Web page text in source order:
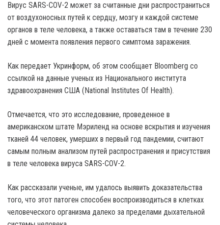
Вирус SARS-COV-2 может за считанные дни распространиться
от воздухоносных путей к сердцу, мозгу и каждой системе
органов в теле человека, а также оставаться там в течение 230
дней с момента появления первого симптома заражения.
Как передает Укринформ, об этом сообщает Bloomberg со
ссылкой на данные ученых из Национального института
здравоохранения США (National Institutes Оf Health).
Отмечается, что это исследование, проведенное в
американском штате Мэриленд на основе вскрытия и изучения
тканей 44 человек, умерших в первый год пандемии, считают
самым полным анализом путей распространения и присутствия
в теле человека вируса SARS-COV-2.
Как рассказали ученые, им удалось выявить доказательства
того, что этот патоген способен воспроизводиться в клетках
человеческого организма далеко за пределами дыхательной